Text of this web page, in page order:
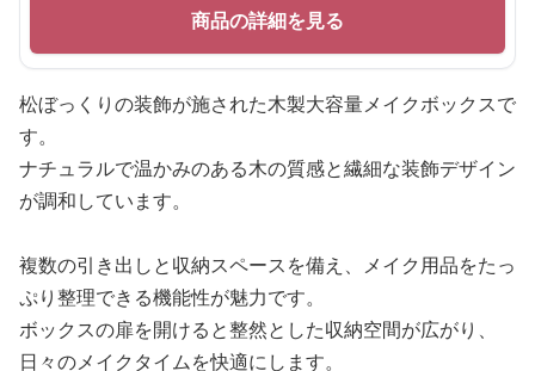
商品の詳細を見る
松ぼっくりの装飾が施された木製大容量メイクボックスで
す。
ナチュラルで温かみのある木の質感と繊細な装飾デザイン
が調和しています。
複数の引き出しと収納スペースを備え、メイク用品をたっ
ぷり整理できる機能性が魅力です。
ボックスの扉を開けると整然とした収納空間が広がり、
日々のメイクタイムを快適にします。